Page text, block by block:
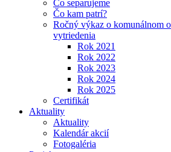
Čo separujeme
Čo kam patrí?
Ročný výkaz o komunálnom
vytriedenia
Rok 2021
Rok 2022
Rok 2023
Rok 2024
Rok 2025
Certifikát
Aktuality
Aktuality
Kalendár akcií
Fotogaléria